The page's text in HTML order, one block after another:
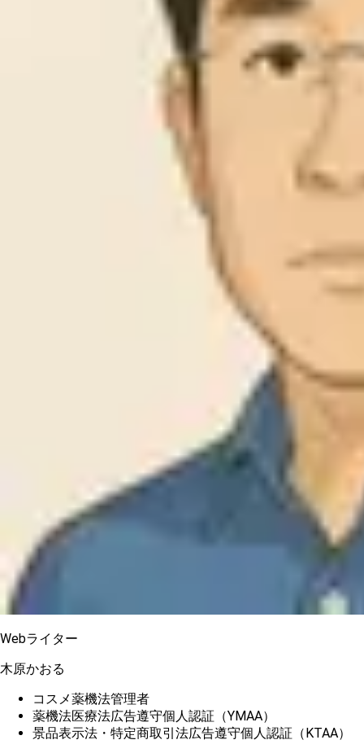
Webライター
木原かおる
コスメ薬機法管理者
薬機法医療法広告遵守個人認証（YMAA）
景品表示法・特定商取引法広告遵守個人認証（KTAA）